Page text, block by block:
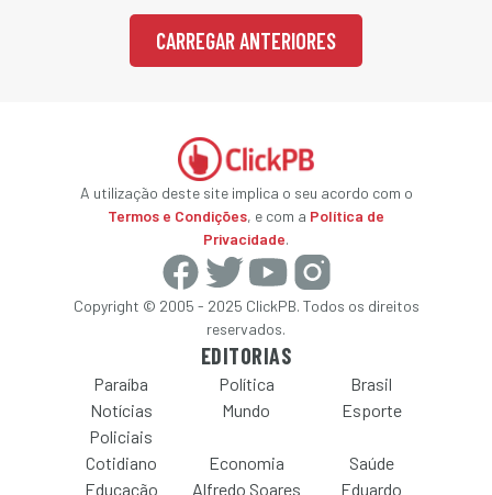
CARREGAR ANTERIORES
A utilização deste site implica o seu acordo com o
Termos e Condições, e com a Política de
Privacidade.
Copyright © 2005 - 2025 ClickPB. Todos os direitos
reservados.
EDITORIAS
Paraíba Política
Brasil
Notícias
Policiais
Mundo Esporte
Cotidiano Economia
Saúde
Educação
Alfredo Soares Eduardo